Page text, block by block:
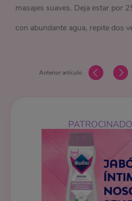
masajes suaves. Deja estar por
con abundante agua, repite dos
Anterior artículo
PATROCINADO